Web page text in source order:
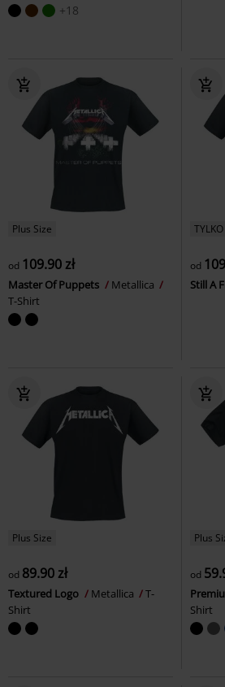
+18
Plus Size
od 109.90 zł
Master Of Puppets
Metallica
T-Shirt
od
Still A
Plus Size
od 89.90 zł
Textured Logo Metallica
T-
Shirt
Plus
od
Shirt